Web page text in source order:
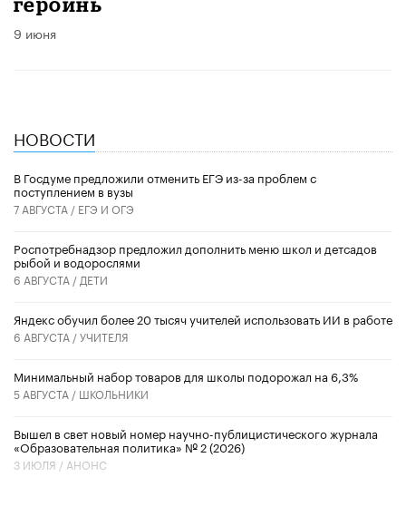
9 июня
НОВОСТИ
В Госдуме предложили отменить ЕГЭ из-за проблем с
поступлением в вузы
7 АВГУСТА / ЕГЭ И ОГЭ
Роспотребнадзор предложил дополнить меню школ и детсадов
рыбой и водорослями
6 АВГУСТА / ДЕТИ
​Яндекс обучил более 20 тысяч учителей использовать ИИ в работе
6 АВГУСТА /УЧИТЕЛЯ
Минимальный набор товаров для школы подорожал на 6,3%
5 АВГУСТА / ШКОЛЬНИКИ
Вышел в свет новый номер научно-публицистического журнала
«Образовательная политика» № 2 (2026)
3 ИЮЛЯ / АНОНС